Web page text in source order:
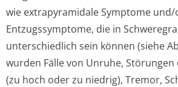
wie extrapyramidale Symptome
Entzugssymptome, die in
unterschiedlich sein können (siehe
wurden Fälle von Unruhe, Störungen
(zu hoch oder zu niedrig), Tremor,